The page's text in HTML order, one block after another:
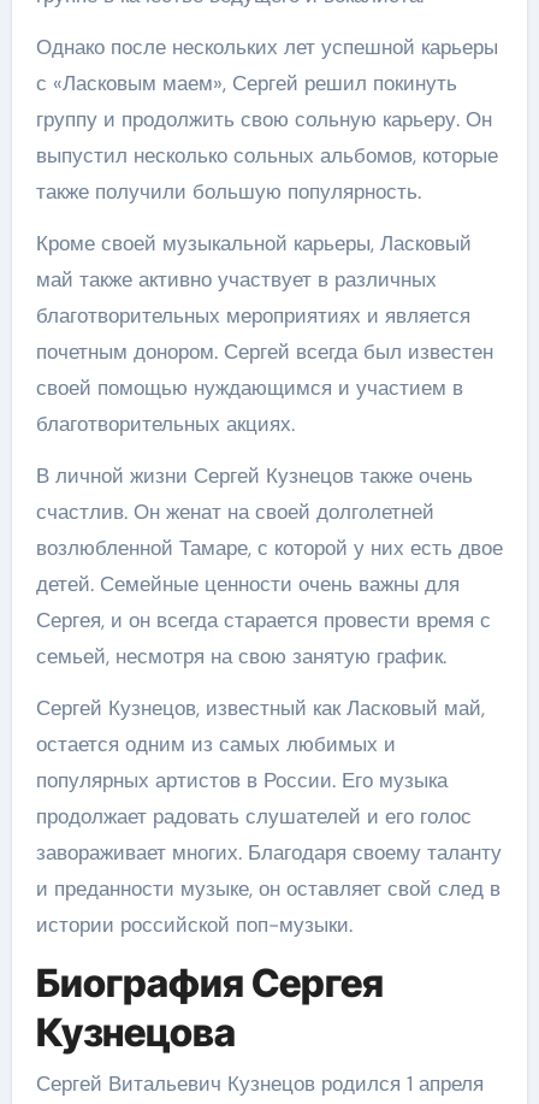
Однако после нескольких лет успешной карьеры
с «Ласковым маем», Сергей решил покинуть
группу и продолжить свою сольную карьеру. Он
выпустил несколько сольных альбомов, которые
также получили большую популярность.
Кроме своей музыкальной карьеры, Ласковый
май также активно участвует в различных
благотворительных мероприятиях и является
почетным донором. Сергей всегда был известен
своей помощью нуждающимся и участием в
благотворительных акциях.
В личной жизни Сергей Кузнецов также очень
счастлив. Он женат на своей долголетней
возлюбленной Тамаре, с которой у них есть двое
детей. Семейные ценности очень важны для
Сергея, и он всегда старается провести время с
семьей, несмотря на свою занятую график.
Сергей Кузнецов, известный как Ласковый май,
остается одним из самых любимых и
популярных артистов в России. Его музыка
продолжает радовать слушателей и его голос
завораживает многих. Благодаря своему таланту
и преданности музыке, он оставляет свой след в
истории российской поп-музыки.
Биография Сергея
Кузнецова
Сергей Витальевич Кузнецов родился 1 апреля